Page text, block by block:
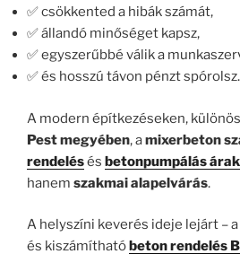
✅ csökkented a hibák számát,
✅ állandó minőséget kapsz,
✅ egyszerűbbé válik a
✅ és hosszú távon pénzt spórolsz.
A modern építkezéseken,
Pest megyében, amixerbeton
rendelésés betonpumpálás árak
hanem szakmai alapelvárás.
A helyszíni keverés ideje lejárt –
és kiszámítható beton rendelés